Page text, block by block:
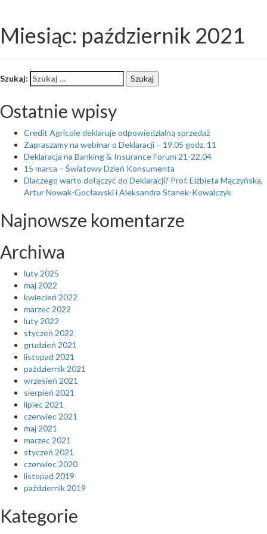
Miesiąc: październik 2021
Szukaj: Szukaj
Ostatnie wpisy
Credit Agricole deklaruje odpowiedzialną sprzedaż
Zapraszamy na webinar o Deklaracji – 19.05 godz. 11
Deklaracja na Banking & Insurance Forum 21-22.04
15 marca – Światowy Dzień Konsumenta
Dlaczego warto dołączyć do Deklaracji? Prof. Elżbieta Mączyńska,
Artur Nowak-Gocławski i Aleksandra Stanek-Kowalczyk
Najnowsze komentarze
Archiwa
luty 2025
maj 2022
kwiecień 2022
marzec 2022
luty 2022
styczeń 2022
grudzień 2021
listopad 2021
październik 2021
wrzesień 2021
sierpień 2021
lipiec 2021
czerwiec 2021
maj 2021
marzec 2021
styczeń 2021
czerwiec 2020
listopad 2019
październik 2019
Kategorie